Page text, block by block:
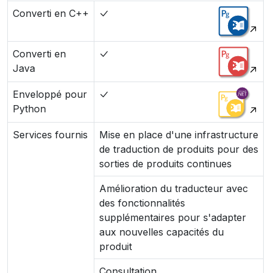
Converti en C++
Converti en
Java
Enveloppé pour
Python
Services fournis
Mise en place d'une infrastructure
de traduction de produits pour des
sorties de produits continues
Amélioration du traducteur avec
des fonctionnalités
supplémentaires pour s'adapter
aux nouvelles capacités du
produit